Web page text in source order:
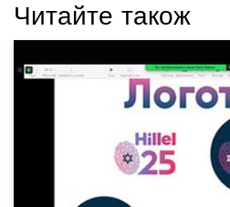
Читайте також